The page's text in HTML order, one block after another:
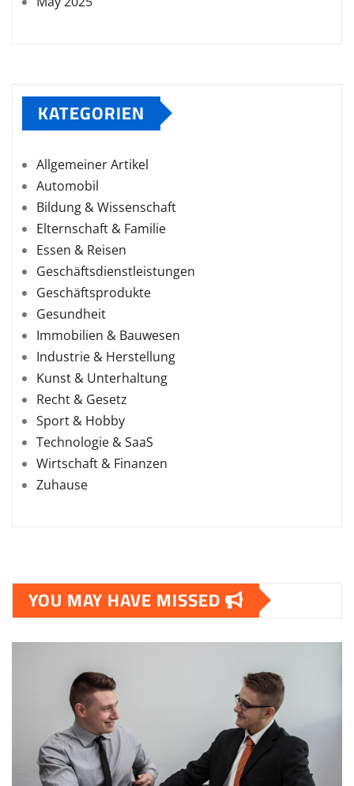
KATEGORIEN
Allgemeiner Artikel
Automobil
Bildung & Wissenschaft
Elternschaft & Familie
Essen & Reisen
Geschäftsdienstleistungen
Geschäftsprodukte
Gesundheit
Immobilien & Bauwesen
Industrie & Herstellung
Kunst & Unterhaltung
Recht & Gesetz
Sport & Hobby
Technologie & SaaS
Wirtschaft & Finanzen
Zuhause
YOU MAY HAVE MISSED